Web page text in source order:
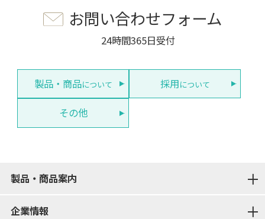
お問い合わせフォーム
24時間365日受付
製品・商品について 採用について
その他
製品・商品案内
企業情報